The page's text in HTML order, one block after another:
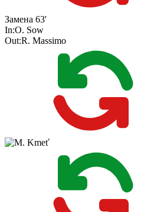
Замена 63'
In:O. Sow
Out:R. Massimo